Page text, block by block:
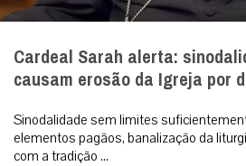
Cardeal Sarah alerta:
causam erosão da Igreja por
Sinodalidade sem limites
elementos pagãos, banalização da
com a tradição ...